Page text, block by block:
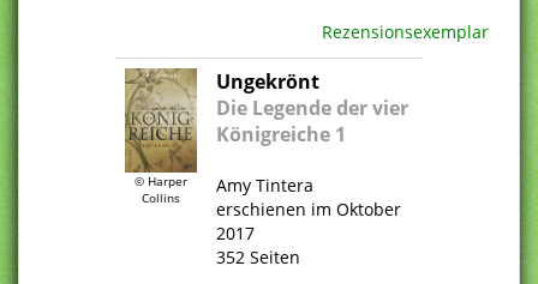
Rezensionsexemplar
© Harper
Collins
Ungekrönt
Die Legende der vier
Königreiche 1
Amy Tintera
erschienen im Oktober
2017
352 Seiten